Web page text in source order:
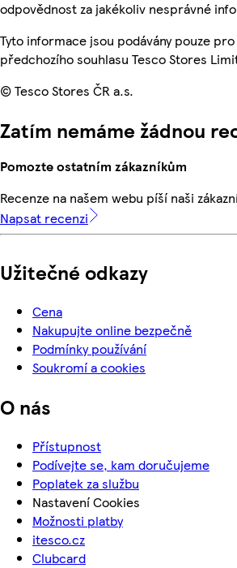
odpovědnost za jakékoliv nesprávné
Tyto informace jsou podávány pouze
předchozího souhlasu Tesco Stores
© Tesco Stores ČR a.s.
Zatím nemáme žádnou
Pomozte ostatním zákazníkům
Recenze na našem webu píší naši
Napsat recenzi
Užitečné odkazy
Cena
Nakupujte online bezpečně
Podmínky používání
Soukromí a cookies
O nás
Přístupnost
Podívejte se, kam doručujeme
Poplatek za službu
Nastavení Cookies
Možnosti platby
itesco.cz
Clubcard